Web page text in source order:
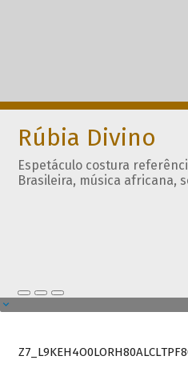
Rúbia Divino
Espetáculo costura
Brasileira, música africana,